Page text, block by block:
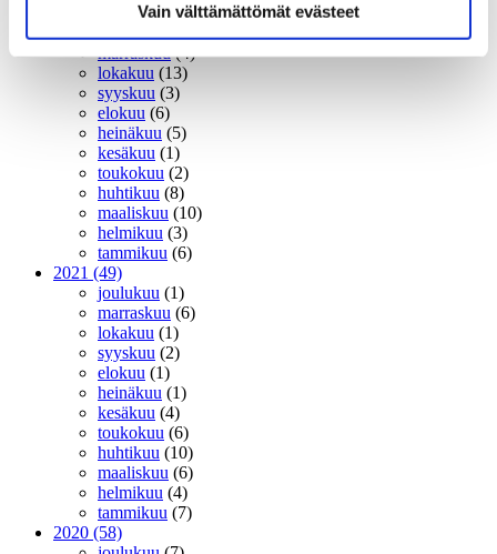
Vain välttämättömät evästeet
joulukuu(3)
marraskuu(4)
lokakuu (13)
syyskuu (3)
elokuu (6)
heinäkuu (5)
kesäkuu (1)
toukokuu (2)
huhtikuu (8)
maaliskuu (10)
helmikuu (3)
tammikuu (6)
2021 (49)
joulukuu (1)
marraskuu (6)
lokakuu (1)
syyskuu (2)
elokuu (1)
heinäkuu (1)
kesäkuu (4)
toukokuu (6)
huhtikuu (10)
maaliskuu (6)
helmikuu (4)
tammikuu (7)
2020 (58)